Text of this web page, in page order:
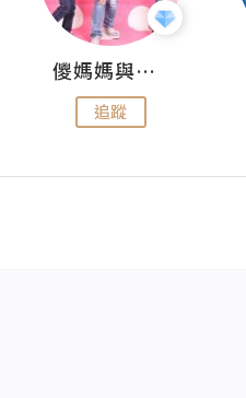
儍媽媽與兩隻小魔怪之家
追蹤